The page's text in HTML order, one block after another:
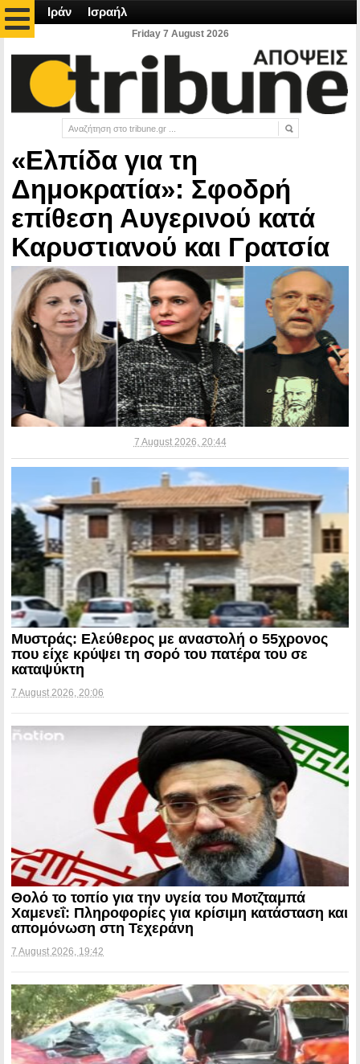
Ιράν Ισραήλ
Friday 7 August 2026
«Ελπίδα για τη
Δημοκρατία»: Σφοδρή
επίθεση Αυγερινού κατά
Καρυστιανού και Γρατσία
7 August 2026, 20:44
Μυστράς: Ελεύθερος με αναστολή ο 55χρονος
που είχε κρύψει τη σορό του πατέρα του σε
καταψύκτη
7 August 2026, 20:06
Θολό το τοπίο για την υγεία του Μοτζταμπά
Χαμενεΐ: Πληροφορίες για κρίσιμη κατάσταση και
απομόνωση στη Τεχεράνη
7 August 2026, 19:42